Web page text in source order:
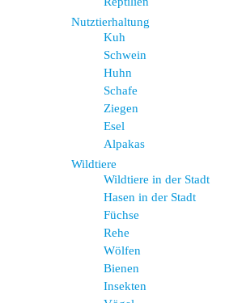
Nutztierhaltung
Kuh
Schwein
Huhn
Schafe
Ziegen
Esel
Alpakas
Wildtiere
Wildtiere in der Stadt
Hasen in der Stadt
Füchse
Rehe
Wölfen
Bienen
Insekten